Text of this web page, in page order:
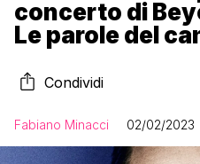
concerto di
Le parole del
Condividi
Fabiano Minacci 02/02/2023